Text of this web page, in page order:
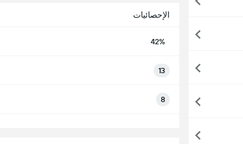
الإحصائيات
42%
13
8